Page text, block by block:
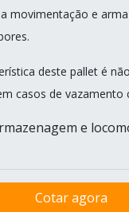
movimentação e
deste pallet é
casos de vazamento
e
Cotar agora